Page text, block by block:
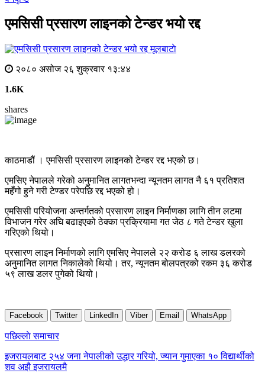
एमसिसी प्रसारण लाइनको टेन्डर भयो रद्द
मूलबाटाे
२०८० असोज २६ शुक्रवार १३:४४
1.6K
shares
काठमाडौं । एमसिसी प्रसारण लाइनको टेन्डर रद्द भएको छ।
एमसिए नेपालले गरेको अनुमानित लागतभन्दा न्यूनतम लागत नै ६१ प्रतिशत
महँगो हुने गरी टेण्डर परेपछि रद्द भएको हो।
एमसिसी परियोजना अन्तर्गतको प्रसारण लाइन निर्माणका लागि तीन लटमा
विभाजन गरेर अघि बढाइएको ठेक्का प्रक्रियामा गत जेठ ८ गते टेन्डर खुला
गरिएको थियो।
प्रसारण लाइन निर्माणको लागि एमसिए नेपालले २२ करोड ६ लाख डलरको
अनुमानित लागत निकालेको थियो। तर, न्यूनतम बोलपत्रको रकम ३६ करोड
५९ लाख डलर पुगेको थियो।
Facebook Twitter LinkedIn Viber Email WhatsApp
Post
navigation
पछिल्लाे समाचार
इजरायलबाट २५४ जना नेपालीको उद्धार गरियो, ज्यान गुमाएका १० विद्यार्थीको
शव अझै इजरायलमै